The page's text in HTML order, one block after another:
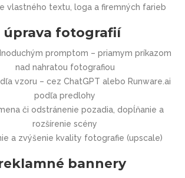
vlastného textu, loga a firemných farieb
úprava fotografií
promptom – priamym príkazom
nad nahratou fotografiou
vzoru – cez ChatGPT alebo Runware.ai
podľa predlohy
či odstránenie pozadia, dopĺňanie a
rozšírenie scény
a zvýšenie kvality fotografie (upscale)
bannery